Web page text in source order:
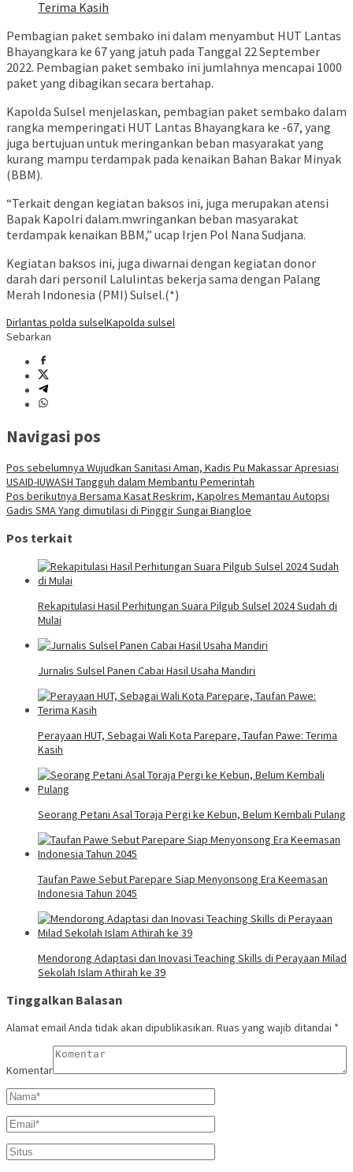
Terima Kasih
Pembagian paket sembako ini dalam menyambut HUT Lantas
Bhayangkara ke 67 yang jatuh pada Tanggal 22 September
2022. Pembagian paket sembako ini jumlahnya mencapai 1000
paket yang dibagikan secara bertahap.
Kapolda Sulsel menjelaskan, pembagian paket sembako dalam
rangka memperingati HUT Lantas Bhayangkara ke -67, yang
juga bertujuan untuk meringankan beban masyarakat yang
kurang mampu terdampak pada kenaikan Bahan Bakar Minyak
(BBM).
“Terkait dengan kegiatan baksos ini, juga merupakan atensi
Bapak Kapolri dalam.mwringankan beban masyarakat
terdampak kenaikan BBM,” ucap Irjen Pol Nana Sudjana.
Kegiatan baksos ini, juga diwarnai dengan kegiatan donor
darah dari personil Lalulintas bekerja sama dengan Palang
Merah Indonesia (PMI) Sulsel.(*)
Dirlantas polda sulselKapolda sulsel
Sebarkan
Navigasi pos
Pos sebelumnya Wujudkan Sanitasi Aman, Kadis Pu Makassar Apresiasi
USAID-IUWASH Tangguh dalam Membantu Pemerintah
Pos berikutnya Bersama Kasat Reskrim, Kapolres Memantau Autopsi
Gadis SMA Yang dimutilasi di Pinggir Sungai Biangloe
Pos terkait
Rekapitulasi Hasil Perhitungan Suara Pilgub Sulsel 2024 Sudah di
Mulai
Jurnalis Sulsel Panen Cabai Hasil Usaha Mandiri
Perayaan HUT, Sebagai Wali Kota Parepare, Taufan Pawe: Terima
Kasih
Seorang Petani Asal Toraja Pergi ke Kebun, Belum Kembali Pulang
Taufan Pawe Sebut Parepare Siap Menyonsong Era Keemasan
Indonesia Tahun 2045
Mendorong Adaptasi dan Inovasi Teaching Skills di Perayaan Milad
Sekolah Islam Athirah ke 39
Tinggalkan Balasan
Alamat email Anda tidak akan dipublikasikan. Ruas yang wajib ditandai *
Komentar